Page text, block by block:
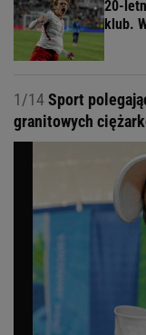
20-
klub.
1/14Sport
granitowych